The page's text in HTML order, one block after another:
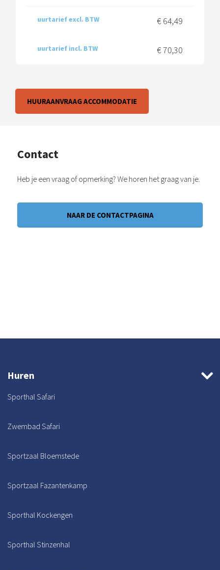
uurtarief excl. BTW € 64,49
uurtarief incl. BTW € 70,30
HUURAANVRAAG ACCOMMODATIE
Contact
Heb je een vraag of opmerking? We horen het graag van je.
NAAR DE CONTACTPAGINA
Huren
Sporthal Safari
Zwembad Safari
Sportzaal Bloemstede
Sportzaal Fazantenkamp
Sporthal Kockengen
Sporthal Stinzenhal